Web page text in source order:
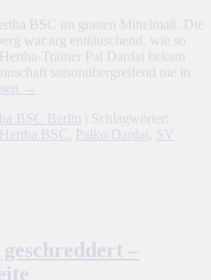
BSC im grauen Mittelmaß. Die
war arg enttäuschend, wie so
Trainer Pal Dardai bekam
saisonübergreifend nie in
→
BSC Berlin
| Schlagwörter:
Hertha BSC Palko Dardai
SV
–